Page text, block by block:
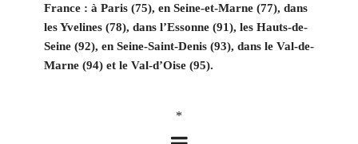
France : à Paris (75), en Seine-et-Marne (77), dans
les Yvelines (78), dans l’Essonne (91), les Hauts-de-
Seine (92), en Seine-Saint-Denis (93), dans le Val-de-
Marne (94) et le Val-d’Oise (95).
*